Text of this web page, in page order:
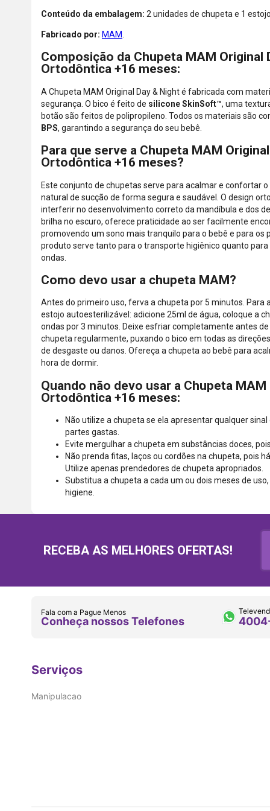
Conteúdo da embalagem: 2 unidades de chupeta e 1
Fabricado por: MAM
Composição da Chupeta MAM Original
Ortodôntica +16 meses:
A Chupeta MAM Original Day & Night é fabricada com
segurança. O bico é feito de silicone SkinSoft™, uma
botão são feitos de polipropileno. Todos os materiais são
BPS, garantindo a segurança do seu bebê.
Para que serve a Chupeta MAM
Ortodôntica +16 meses?
Este conjunto de chupetas serve para acalmar e confortar
natural de sucção de forma segura e saudável. O design
interferir no desenvolvimento correto da mandíbula e dos
brilha no escuro, oferece praticidade ao ser facilmente
promovendo um sono mais tranquilo para o bebê e para os
produto serve tanto para o transporte higiênico quanto
ondas.
Como devo usar a chupeta MAM?
Antes do primeiro uso, ferva a chupeta por 5 minutos. Para
estojo autoesterilizável: adicione 25ml de água, coloque a
ondas por 3 minutos. Deixe esfriar completamente antes
chupeta regularmente, puxando o bico em todas as
de desgaste ou danos. Ofereça a chupeta ao bebê para
hora de dormir.
Quando não devo usar a Chupeta
Ortodôntica +16 meses:
Não utilize a chupeta se ela apresentar qualquer
partes gastas.
Evite mergulhar a chupeta em substâncias doces,
Não prenda fitas, laços ou cordões na chupeta, pois
Utilize apenas prendedores de chupeta apropriados.
Substitua a chupeta a cada um ou dois meses de
higiene.
RECEBA AS MELHORES OFERTAS!
Fala com a Pague Menos
Conheça nossos Telefones
Serviços
Manipulacao